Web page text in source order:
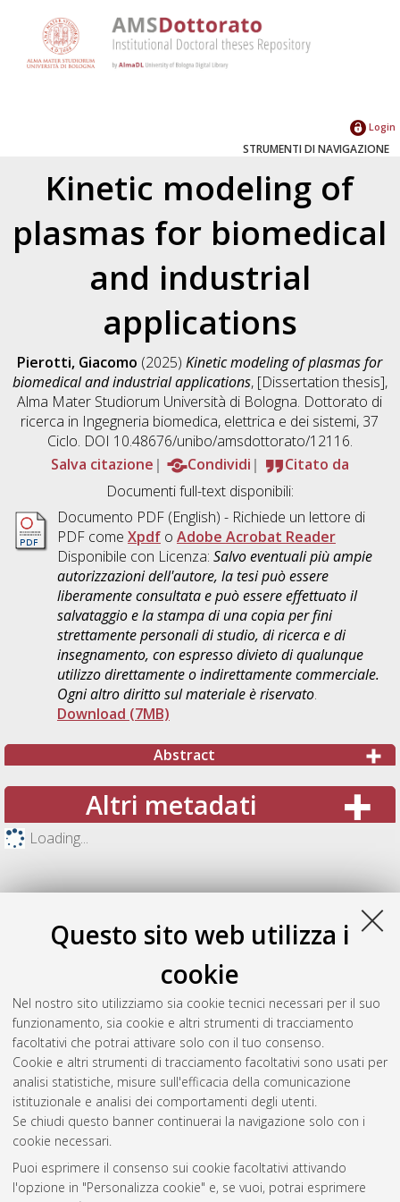
Questo sito web utilizza i
cookie
Nel nostro sito utilizziamo sia cookie tecnici necessari per il suo
funzionamento, sia cookie e altri strumenti di tracciamento
facoltativi che potrai attivare solo con il tuo consenso.
Cookie e altri strumenti di tracciamento facoltativi sono usati per
analisi statistiche, misure sull'efficacia della comunicazione
istituzionale e analisi dei comportamenti degli utenti.
Se chiudi questo banner continuerai la navigazione solo con i
cookie necessari.
Puoi esprimere il consenso sui cookie facoltativi attivando
l'opzione in "Personalizza cookie" e, se vuoi, potrai esprimere
Login
STRUMENTI DI NAVIGAZIONE
Kinetic modeling of
plasmas for biomedical
and industrial
applications
Pierotti, Giacomo (2025)Kinetic modeling of plasmas for
biomedical and industrial applications, [Dissertation thesis],
Alma Mater Studiorum Università di Bologna. Dottorato di
ricerca in Ingegneria biomedica, elettrica e dei sistemi, 37
Ciclo. DOI 10.48676/unibo/amsdottorato/12116.
Salva citazione
Condividi
Citato da
Documenti full-text disponibili:
Documento PDF(English) - Richiede un lettore di
PDF come Xpdfo Adobe Acrobat Reader
Disponibile con Licenza: Salvo eventuali più ampie
autorizzazioni dell'autore, la tesi può essere
liberamente consultata e può essere effettuato il
salvataggio e la stampa di una copia per fini
strettamente personali di studio, di ricerca e di
insegnamento, con espresso divieto di qualunque
utilizzo direttamente o indirettamente commerciale.
Ogni altro diritto sul materiale è riservato.
Download (7MB)
Abstract
Altri metadati
Loading...
Gestione del documento:
Atom
Rss 1.0